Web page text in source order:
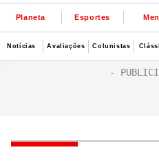
Planeta Esportes
Notícias Avaliações Colunistas